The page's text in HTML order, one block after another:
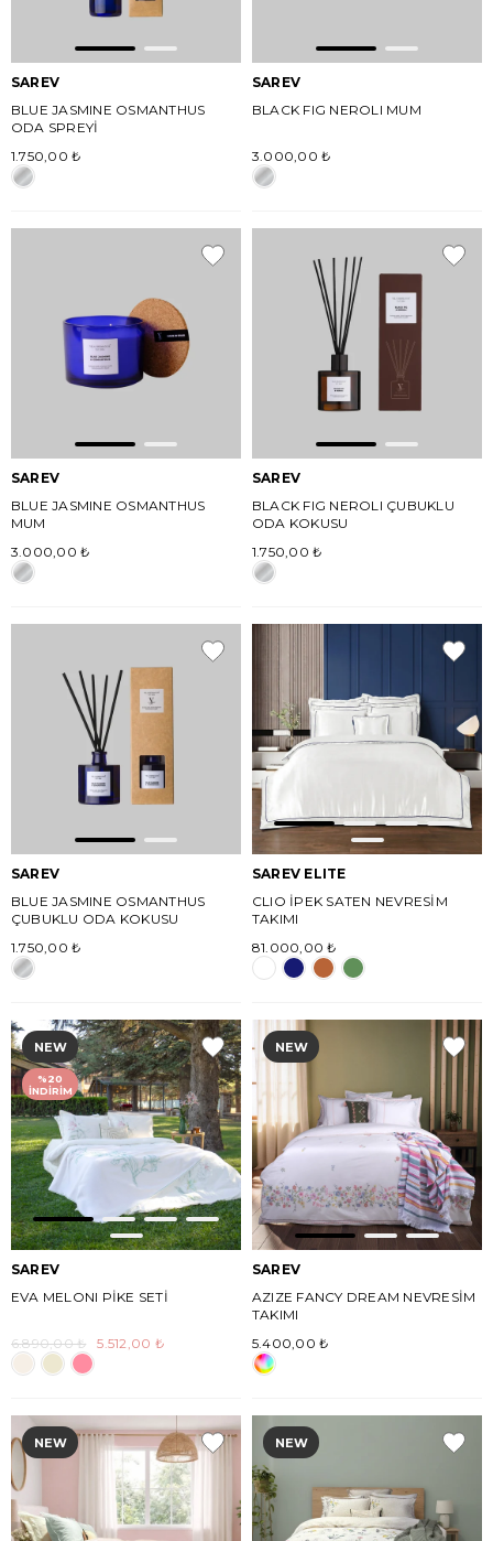
SAREV
BLUE JASMINE OSMANTHUS
ODA SPREYİ
1.750,00 ₺
SAREV
BLACK FIG NEROLI MUM
3.000,00 ₺
SAREV
BLUE JASMINE OSMANTHUS
MUM
3.000,00 ₺
SAREV
BLACK FIG NEROLI ÇUBUKLU
ODA KOKUSU
1.750,00 ₺
SAREV
BLUE JASMINE OSMANTHUS
ÇUBUKLU ODA KOKUSU
1.750,00 ₺
SAREV ELITE
CLIO İPEK SATEN NEVRESİM
TAKIMI
81.000,00 ₺
SAREV
EVA MELONI PİKE SETİ
5.512,00 ₺
6.890,00 ₺
NEW
%20
İNDIRIM
SAREV
AZIZE FANCY DREAM NEVRESİM
TAKIMI
5.400,00 ₺
NEW
NEW NEW